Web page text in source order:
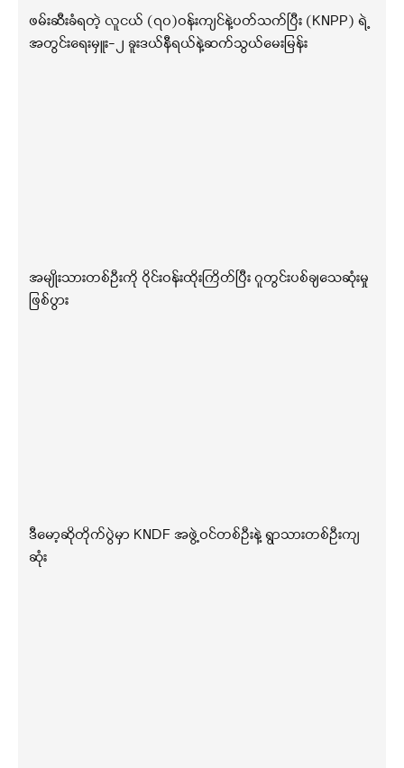
ဖမ်းဆီးခံရတဲ့ လူငယ် (၇၀)ဝန်းကျင်နဲ့ပတ်သက်ပြီး (KNPP) ရဲ့
အတွင်းရေးမှူး-၂ ခူးဒယ်နီရယ်နဲ့ဆက်သွယ်မေးမြန်း
အမျိုးသားတစ်ဦးကို ဝိုင်းဝန်းထိုးကြိတ်ပြီး ဂူတွင်းပစ်ချသေဆုံးမှု
ဖြစ်ပွား
ဒီမော့ဆိုတိုက်ပွဲမှာ KNDF အဖွဲ့ဝင်တစ်ဦးနဲ့ ရွာသားတစ်ဦးကျ
ဆုံး